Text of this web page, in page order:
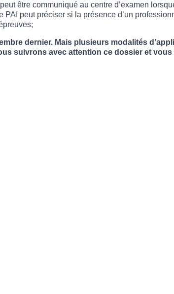
être communiqué au centre d’examen
PAI peut préciser si la présence d’un
dernier. Mais plusieurs modalités
suivrons avec attention ce dossier et